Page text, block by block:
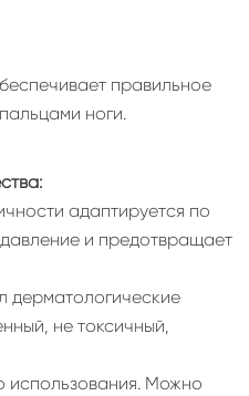
правильное
ноги.
адаптируется по
и предотвращает
дерматологические
не токсичный,
использования. Можно